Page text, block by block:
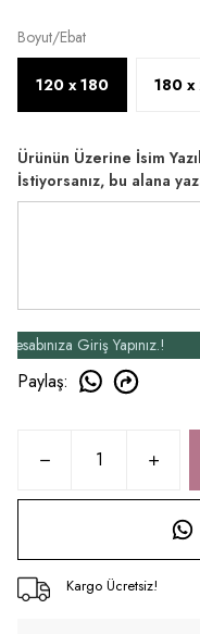
Boyut/Ebat
120 x 180 180
Ürünün Üzerine İsim
İstiyorsanız, bu alana
Giriş Yapınız.!
Paylaş:
Kargo Ücretsiz!